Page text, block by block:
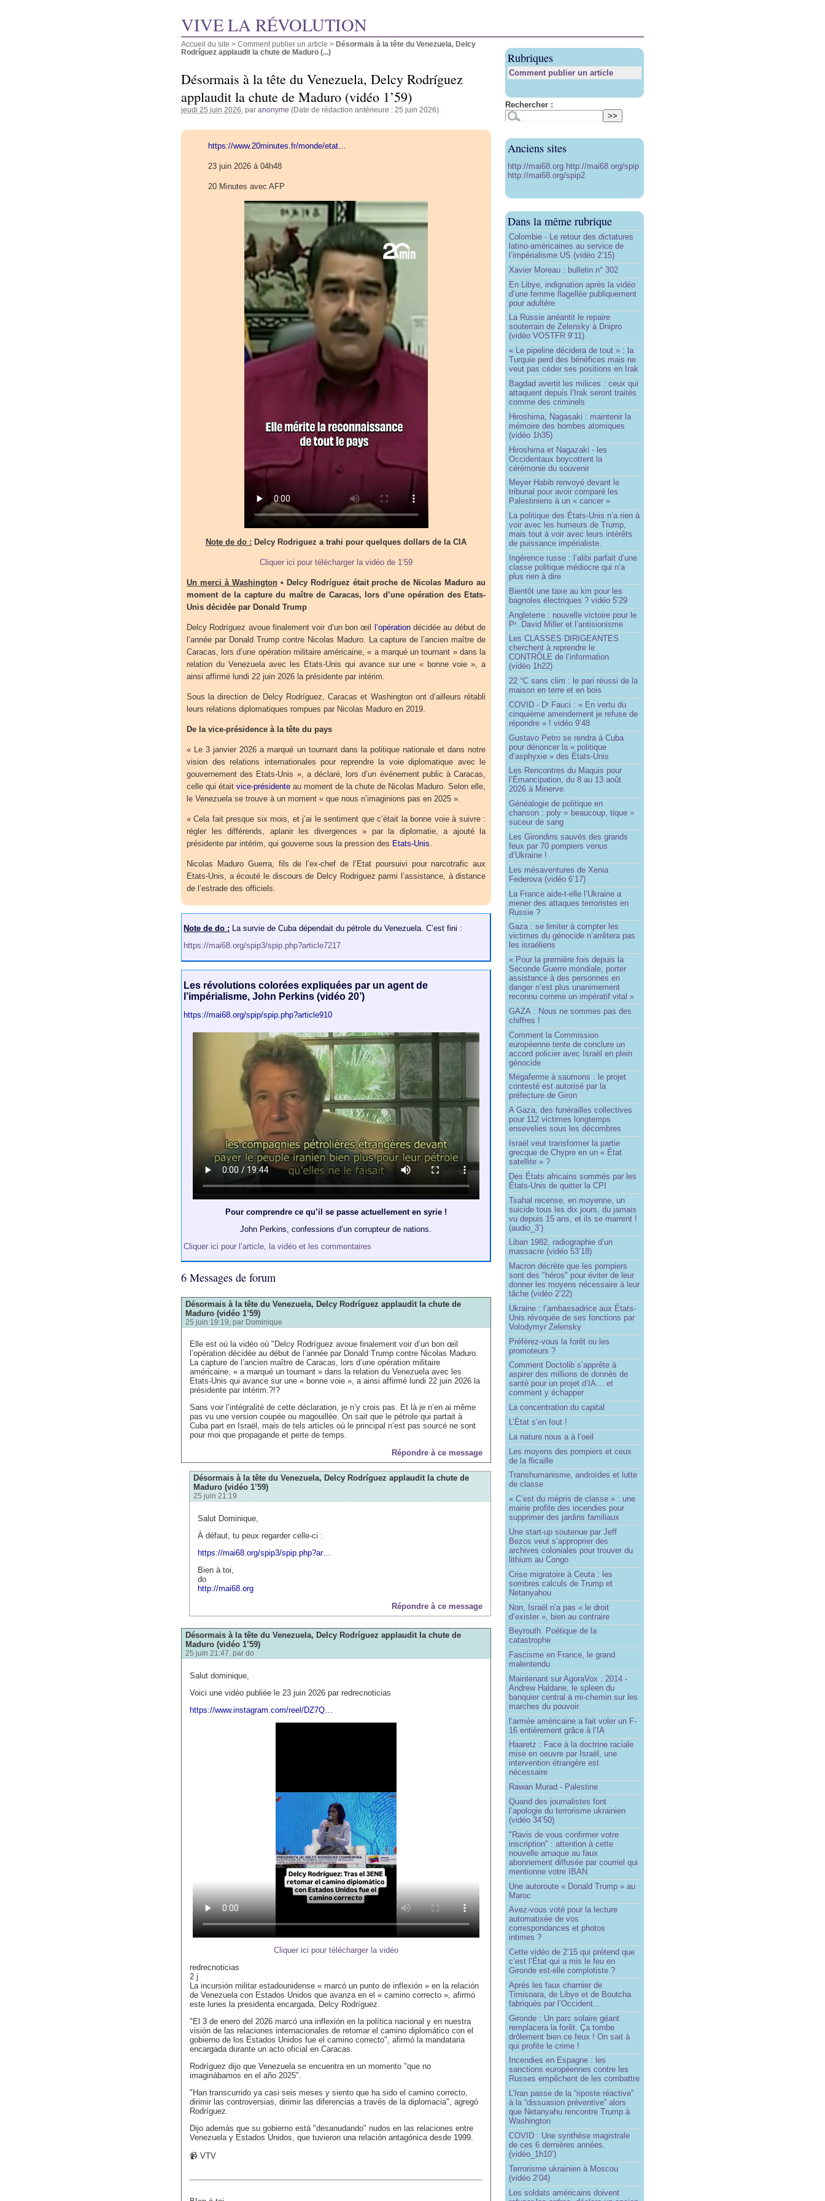
VIVE LA RÉVOLUTION
Accueil du site > Comment publier un article > Désormais à la tête du Venezuela, Delcy
Rodríguez applaudit la chute de Maduro (...)
Désormais à la tête du Venezuela, Delcy Rodríguez
applaudit la chute de Maduro (vidéo 1’59)
jeudi 25 juin 2026 , par anonyme (Date de rédaction antérieure : 25 juin 2026).
https://www.20minutes.fr/monde/etat…
23 juin 2026 à 04h48
20 Minutes avec AFP
Note de do : Delcy Rodriguez a trahi pour quelques dollars de la CIA
Cliquer ici pour télécharger la vidéo de 1’59
Un merci à Washington• Delcy Rodríguez était proche de Nicolas Maduro au
moment de la capture du maître de Caracas, lors d’une opération des Etats-
Unis décidée par Donald Trump
Delcy Rodríguez avoue finalement voir d’un bon œil l’opérationdécidée au début de
l’année par Donald Trump contre Nicolas Maduro. La capture de l’ancien maître de
Caracas, lors d’une opération militaire américaine, « a marqué un tournant » dans la
relation du Venezuela avec les Etats-Unis qui avance sur une « bonne voie », a
ainsi affirmé lundi 22 juin 2026 la présidente par intérim.
Sous la direction de Delcy Rodríguez, Caracas et Washington ont d’ailleurs rétabli
leurs relations diplomatiques rompues par Nicolas Maduro en 2019.
De la vice-présidence à la tête du pays
« Le 3 janvier 2026 a marqué un tournant dans la politique nationale et dans notre
vision des relations internationales pour reprendre la voie diplomatique avec le
gouvernement des Etats-Unis », a déclaré, lors d’un événement public à Caracas,
celle qui étaitvice-présidente au moment de la chute de Nicolas Maduro. Selon elle,
le Venezuela se trouve à un moment « que nous n’imaginions pas en 2025 ».
« Cela fait presque six mois, et j’ai le sentiment que c’était la bonne voie à suivre :
régler les différends, aplanir les divergences » par la diplomatie, a ajouté la
présidente par intérim, qui gouverne sous la pression des Etats-Unis.
Nicolas Maduro Guerra, fils de l’ex-chef de l’Etat poursuivi pour narcotrafic aux
Etats-Unis, a écouté le discours de Delcy Rodriguez parmi l’assistance, à distance
de l’estrade des officiels.
Note de do : La survie de Cuba dépendait du pétrole du Venezuela. C’est fini :
https://mai68.org/spip3/spip.php?article7217
Les révolutions colorées expliquées par un agent de
l’impérialisme, John Perkins (vidéo 20’)
https://mai68.org/spip/spip.php?article910
Pour comprendre ce qu’il se passe actuellement en syrie !
John Perkins, confessions d’un corrupteur de nations.
Cliquer ici pour l’article, la vidéo et les commentaires
6 Messages de forum
Désormais à la tête du Venezuela, Delcy Rodríguez applaudit la chute de
Maduro (vidéo 1’59)
25 juin 19:19, par Dominique
Elle est où la vidéo où "Delcy Rodríguez avoue finalement voir d’un bon œil
l’opération décidée au début de l’année par Donald Trump contre Nicolas Maduro.
La capture de l’ancien maître de Caracas, lors d’une opération militaire
américaine, « a marqué un tournant » dans la relation du Venezuela avec les
Etats-Unis qui avance sur une « bonne voie », a ainsi affirmé lundi 22 juin 2026 la
présidente par intérim.?!?
Sans voir l’intégralité de cette déclaration, je n’y crois pas. Et là je n’en ai même
pas vu une version coupée ou magouillée. On sait que le pétrole qui partait à
Cuba part en Israël, mais de tels articles où le principal n’est pas sourcé ne sont
pour moi que propagande et perte de temps.
Répondre à ce message
Désormais à la tête du Venezuela, Delcy Rodríguez applaudit la chute de
Maduro (vidéo 1’59)
25 juin 21:19
Salut Dominique,
À défaut, tu peux regarder celle-ci :
https://mai68.org/spip3/spip.php?ar…
Bien à toi,
do
http://mai68.org
Répondre à ce message
Désormais à la tête du Venezuela, Delcy Rodríguez applaudit la chute de
Maduro (vidéo 1’59)
25 juin 21:47, par do
Salut dominique,
Voici une vidéo publiée le 23 juin 2026 par redrecnoticias
https://www.instagram.com/reel/DZ7Q…
Cliquer ici pour télécharger la vidéo
redrecnoticias
2 j
La incursión militar estadounidense « marcó un punto de inflexión » en la relación
de Venezuela con Estados Unidos que avanza en el « camino correcto », afirmó
este lunes la presidenta encargada, Delcy Rodríguez.
"El 3 de enero del 2026 marcó una inflexión en la política nacional y en nuestra
visión de las relaciones internacionales de retomar el camino diplomático con el
gobierno de los Estados Unidos fue el camino correcto", afirmó la mandataria
encargada durante un acto oficial en Caracas.
Rodríguez dijo que Venezuela se encuentra en un momento "que no
imaginábamos en el año 2025".
"Han transcurrido ya casi seis meses y siento que ha sido el camino correcto,
dirimir las controversias, dirimir las diferencias a través de la diplomacia", agregó
Rodríguez.
Dijo además que su gobierno está "desanudando" nudos en las relaciones entre
Venezuela y Estados Unidos, que tuvieron una relación antagónica desde 1999.
📹 VTV
Rubriques
Comment publier un article
Rechercher :
Anciens sites
http://mai68.org http://mai68.org/spip
http://mai68.org/spip2
Dans la même rubrique
Colombie - Le retour des dictatures
latino-américaines au service de
l’impérialisme US (vidéo 2’15)
Xavier Moreau : bulletin n° 302
En Libye, indignation après la vidéo
d’une femme flagellée publiquement
pour adultère
La Russie anéantit le repaire
souterrain de Zelensky à Dnipro
(vidéo VOSTFR 9’11)
« Le pipeline décidera de tout » : la
Turquie perd des bénéfices mais ne
veut pas céder ses positions en Irak
Bagdad avertit les milices : ceux qui
attaquent depuis l’Irak seront traités
comme des criminels
Hiroshima, Nagasaki : maintenir la
mémoire des bombes atomiques
(vidéo 1h35)
Hiroshima et Nagazaki - les
Occidentaux boycottent la
cérémonie du souvenir
Meyer Habib renvoyé devant le
tribunal pour avoir comparé les
Palestiniens à un « cancer »
La politique des États-Unis n’a rien à
voir avec les humeurs de Trump,
mais tout à voir avec leurs intérêts
de puissance impérialiste.
Ingérence russe : l’alibi parfait d’une
classe politique médiocre qui n’a
plus rien à dire
Bientôt une taxe au km pour les
bagnoles électriques ? vidéo 5’29
Angleterre : nouvelle victoire pour le
Pr
. David Miller et l’antisionisme
Les CLASSES DIRIGEANTES
cherchent à reprendre le
CONTRÔLE de l’information
(vidéo 1h22)
22 °C sans clim : le pari réussi de la
maison en terre et en bois
COVID - Dr Fauci : « En vertu du
cinquième amendement je refuse de
répondre » ! vidéo 9’48
Gustavo Petro se rendra à Cuba
pour dénoncer la « politique
d’asphyxie » des États-Unis
Les Rencontres du Maquis pour
l’Émancipation, du 8 au 13 août
2026 à Minerve.
Généalogie de politique en
chanson : poly = beaucoup, tique =
suceur de sang
Les Girondins sauvés des grands
feux par 70 pompiers venus
d’Ukraine !
Les mésaventures de Xenia
Federova (vidéo 6’17)
La France aide-t-elle l’Ukraine a
mener des attaques terroristes en
Russie ?
Gaza : se limiter à compter les
victimes du génocide n’arrêtera pas
les israéliens
« Pour la première fois depuis la
Seconde Guerre mondiale, porter
assistance à des personnes en
danger n’est plus unanimement
reconnu comme un impératif vital »
GAZA : Nous ne sommes pas des
chiffres !
Comment la Commission
européenne tente de conclure un
accord policier avec Israël en plein
génocide
Mégaferme à saumons : le projet
contesté est autorisé par la
préfecture de Giron
A Gaza, des funérailles collectives
pour 112 victimes longtemps
ensevelies sous les décombres
Israël veut transformer la partie
grecque de Chypre en un « État
satellite » ?
Des États africains sommés par les
États-Unis de quitter la CPI
Tsahal recense, en moyenne, un
suicide tous les dix jours, du jamais
vu depuis 15 ans, et ils se marrent !
(audio_3’)
Liban 1982, radiographie d’un
massacre (vidéo 53’18)
Macron décrète que les pompiers
sont des "héros" pour éviter de leur
donner les moyens nécessaire à leur
tâche (vidéo 2’22)
Ukraine : l’ambassadrice aux États-
Unis révoquée de ses fonctions par
Volodymyr Zelensky
Préférez-vous la forêt ou les
promoteurs ?
Comment Doctolib s’apprête à
aspirer des millions de donnés de
santé pour un projet d’IA… et
comment y échapper
La concentration du capital
L’État s’en fout !
La nature nous a à l’oeil
Les moyens des pompiers et ceux
de la flicaille
Transhumanisme, androïdes et lutte
de classe
« C’est du mépris de classe » : une
mairie profite des incendies pour
supprimer des jardins familiaux
Une start-up soutenue par Jeff
Bezos veut s’approprier des
archives coloniales pour trouver du
lithium au Congo
Crise migratoire à Ceuta : les
sombres calculs de Trump et
Netanyahou
Non, Israël n’a pas « le droit
d’exister », bien au contraire
Beyrouth. Poétique de la
catastrophe
Fascisme en France, le grand
malentendu
Maintenant sur AgoraVox : 2014 -
Andrew Haldane, le spleen du
banquier central à mi-chemin sur les
marches du pouvoir
l’armée américaine a fait voler un F-
16 entièrement grâce à l’IA
Haaretz : Face à la doctrine raciale
mise en oeuvre par Israël, une
intervention étrangère est
nécessaire
Rawan Murad - Palestine
Quand des journalistes font
l’apologie du terrorisme ukrainien
(vidéo 34’50)
"Ravis de vous confirmer votre
inscription" : attention à cette
nouvelle arnaque au faux
abonnement diffusée par courriel qui
mentionne votre IBAN
Une autoroute « Donald Trump » au
Maroc
Avez-vous voté pour la lecture
automatisée de vos
correspondances et photos
intimes ?
Cette vidéo de 2’15 qui prétend que
c’est l’État qui a mis le feu en
Gironde est-elle complotiste ?
Après les faux charnier de
Timisoara, de Libye et de Boutcha
fabriqués par l’Occident...
Gironde : Un parc solaire géant
remplacera la forêt. Ça tombe
drôlement bien ce feux ! On sait à
qui profite le crime !
Incendies en Espagne : les
sanctions européennes contre les
Russes empêchent de les combattre
L’Iran passe de la “riposte réactive”
à la “dissuasion préventive” alors
que Netanyahu rencontre Trump à
Washington
COVID : Une synthèse magistrale
de ces 6 dernières années.
(vidéo_1h10’)
Terrorisme ukrainien à Moscou
(vidéo 2’04)
Les soldats américains doivent